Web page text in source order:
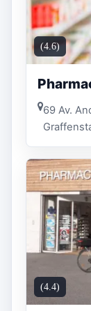
(4.6)
69 Av.
(4.4)